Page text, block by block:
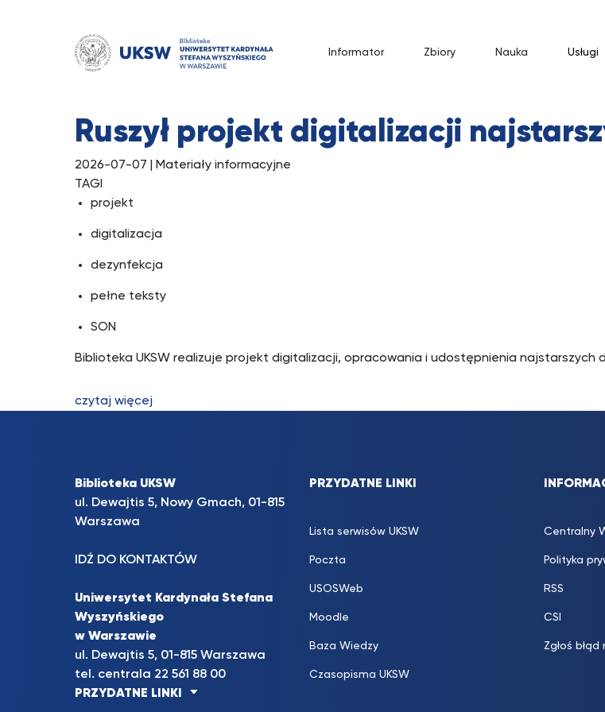
Informator Zbiory Nauka Usługi
Ruszył projekt digitalizacji
2026-07-07 | Materiały informacyjne
TAGI
projekt
digitalizacja
dezynfekcja
pełne teksty
SON
Biblioteka UKSW realizuje projekt digitalizacji, opracowania i udostępnienia najstarszych
czytaj więcej
Biblioteka UKSW
ul. Dewajtis 5, Nowy Gmach, 01-815
Warszawa
IDŹ DO KONTAKTÓW
Uniwersytet Kardynała Stefana
Wyszyńskiego
w Warszawie
ul. Dewajtis 5, 01-815 Warszawa
tel. centrala 22 561 88 00
PRZYDATNE LINKI
PRZYDATNE LINKI
Lista serwisów UKSW
Poczta
USOSWeb
Moodle
Baza Wiedzy
Czasopisma UKSW
Centralny
Polityka
RSS
CSI
Zgłoś